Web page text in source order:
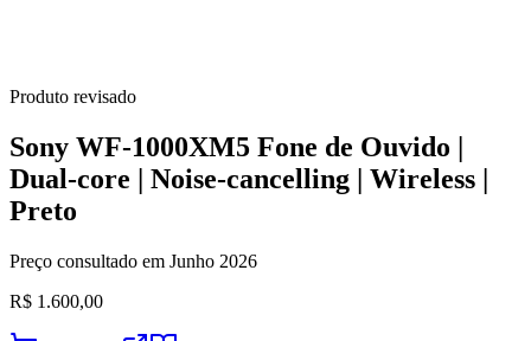
Produto revisado
Sony WF-1000XM5 Fone de Ouvido |
Dual-core | Noise-cancelling | Wireless |
Preto
Preço consultado em Junho 2026
R$ 1.600,00